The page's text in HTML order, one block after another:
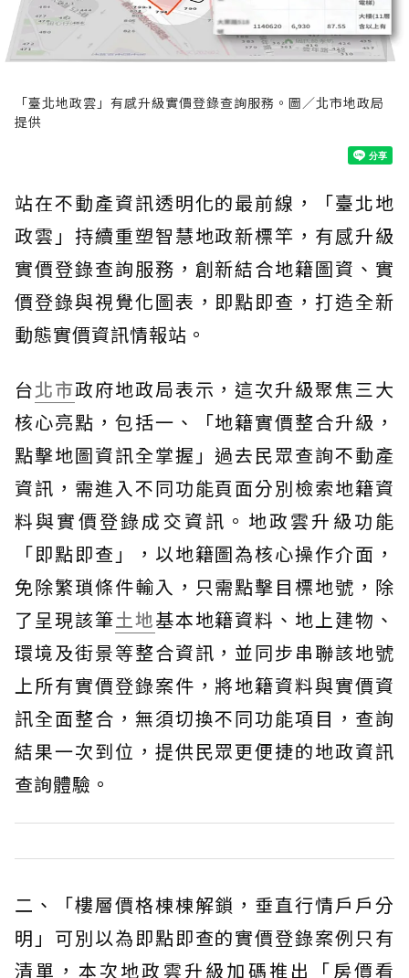
「臺北地政雲」有感升級實價登錄查詢服務。圖／北市地政局
提供
站在不動產資訊透明化的最前線，「臺北地
政雲」持續重塑智慧地政新標竿，有感升級
實價登錄查詢服務，創新結合地籍圖資、實
價登錄與視覺化圖表，即點即查，打造全新
動態實價資訊情報站。
台北市政府地政局表示，這次升級聚焦三大
核心亮點，包括一、「地籍實價整合升級，
點擊地圖資訊全掌握」過去民眾查詢不動產
資訊，需進入不同功能頁面分別檢索地籍資
料與實價登錄成交資訊。地政雲升級功能
「即點即查」，以地籍圖為核心操作介面，
免除繁瑣條件輸入，只需點擊目標地號，除
了呈現該筆土地基本地籍資料、地上建物、
環境及街景等整合資訊，並同步串聯該地號
上所有實價登錄案件，將地籍資料與實價資
訊全面整合，無須切換不同功能項目，查詢
結果一次到位，提供民眾更便捷的地政資訊
查詢體驗。
二、「樓層價格棟棟解鎖，垂直行情戶戶分
明」可別以為即點即查的實價登錄案例只有
清單，本次地政雲升級加碼推出「房價看